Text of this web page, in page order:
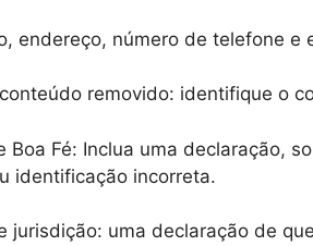
endereço, número de telefone
removido: identifique o
Boa Fé: Inclua uma declaração,
identificação incorreta.
jurisdição: uma declaração de